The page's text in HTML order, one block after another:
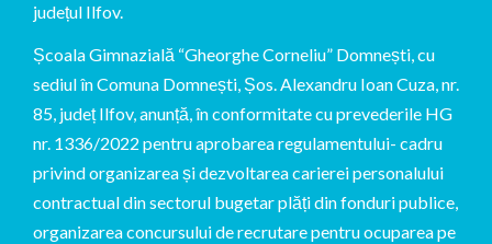
județul Ilfov.
Școala Gimnazială “Gheorghe Corneliu” Domnești, cu
sediul în Comuna Domnești, Șos. Alexandru Ioan Cuza, nr.
85, județ Ilfov, anunță, în conformitate cu prevederile HG
nr. 1336/2022 pentru aprobarea regulamentului- cadru
privind organizarea și dezvoltarea carierei personalului
contractual din sectorul bugetar plăți din fonduri publice,
organizarea concursului de recrutare pentru ocuparea pe